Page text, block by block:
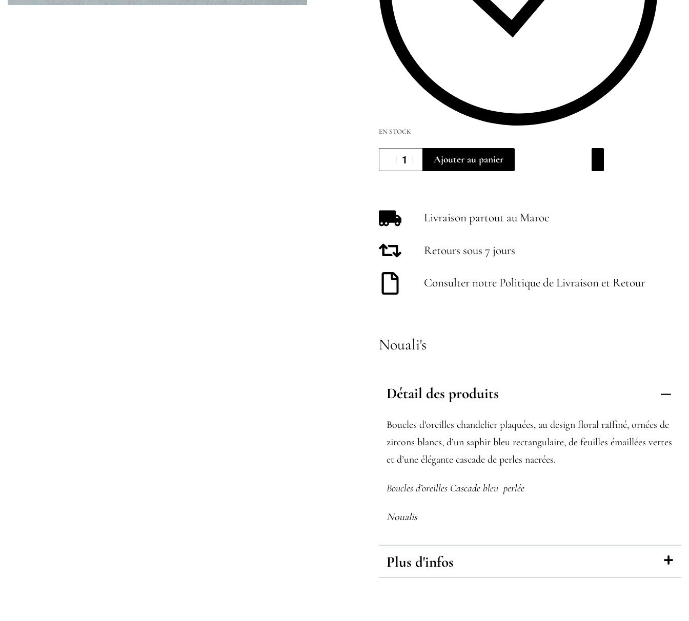
EN STOCK
Ajouter au panier
Livraison partout au Maroc
Retours sous 7 jours
Consulter notre Politique de Livraison et Retour
Nouali's
Détail des produits
Boucles d’oreilles chandelier plaquées, au design floral raffiné, ornées de
zircons blancs, d’un saphir bleu rectangulaire, de feuilles émaillées vertes
et d’une élégante cascade de perles nacrées.
Boucles d’oreilles Cascade bleu perlée
Noualis
Plus d'infos